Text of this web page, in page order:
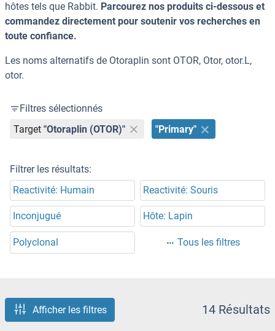
hôtes tels que Rabbit. Parcourez nos produits ci-dessous et
commandez directement pour soutenir vos recherches en
toute confiance.
Les noms alternatifs de Otoraplin sont OTOR, Otor, otor.L,
otor.
Filtres sélectionnés
Target "Otoraplin (OTOR)" "Primary"
Filtrer les résultats:
Reactivité: Humain
Reactivité: Souris
Inconjugué Hôte: Lapin
Polyclonal Tous les filtres
Afficher les filtres 14 Résultats